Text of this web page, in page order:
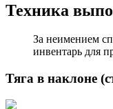
Техника
За неимением
инвентарь для
Тяга в наклоне